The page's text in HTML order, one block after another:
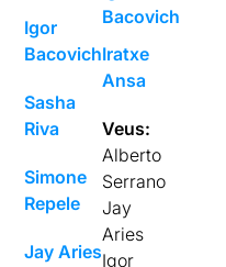
Igor
Bacovich
Sasha
Riva
Simone
Repele
Jay Aries
Bacovich
Iratxe
Ansa
Veus:
Alberto
Serrano
Jay
Aries
Igor